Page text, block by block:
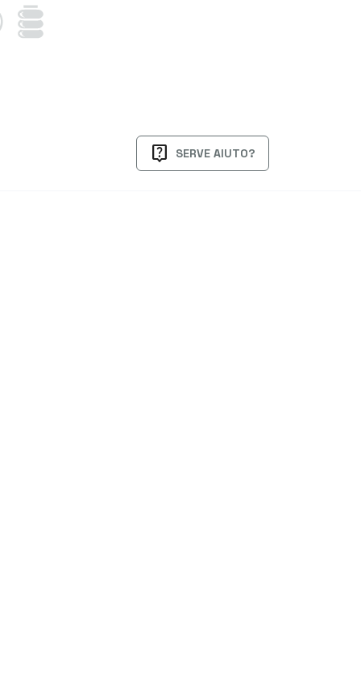
live_help SERVE AIUTO?